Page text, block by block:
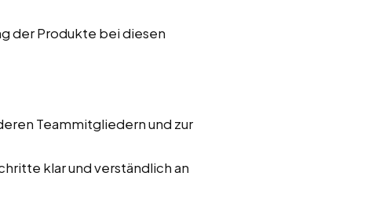
der Produkte bei diesen
Teammitgliedern und zur
klar und verständlich an